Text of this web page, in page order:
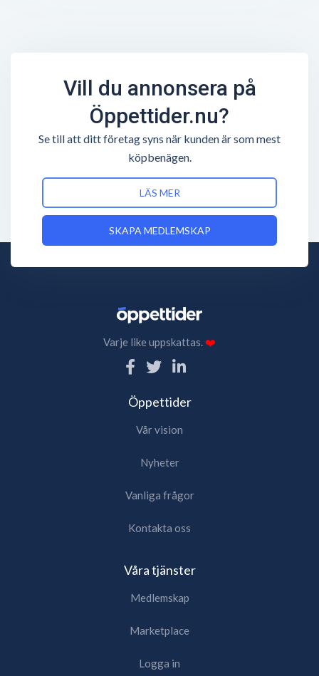
Vill du annonsera på
Öppettider.nu?
Se till att ditt företag syns när kunden är som mest
köpbenägen.
LÄS MER
SKAPA MEDLEMSKAP
Varje like uppskattas.❤️
Öppettider
Vår vision
Nyheter
Vanliga frågor
Kontakta oss
Våra tjänster
Medlemskap
Marketplace
Logga in